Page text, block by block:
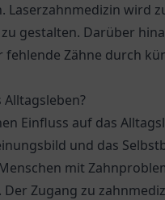
Laserzahnmedizin wird
gestalten. Darüber
Zähne durch
Einfluss auf das
und das
mit
Zugang zu